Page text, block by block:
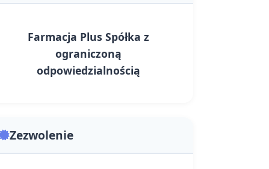
Farmacja Plus Spółka z
ograniczoną
odpowiedzialnością
Zezwolenie